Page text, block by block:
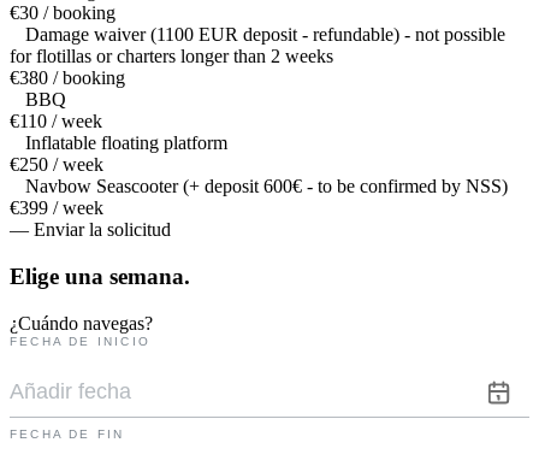
€30 / booking
Damage waiver (1100 EUR deposit - refundable) - not possible
for flotillas or charters longer than 2 weeks
€380 / booking
BBQ
€110 / week
Inflatable floating platform
€250 / week
Navbow Seascooter (+ deposit 600€ - to be confirmed by NSS)
€399 / week
— Enviar la solicitud
Elige una semana.
¿Cuándo navegas?
FECHA DE INICIO
FECHA DE FIN